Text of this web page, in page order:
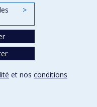
entre le basson et
résonance découlant
trouve sa
fois, ce dernier
et le basson
>
et nos conditions